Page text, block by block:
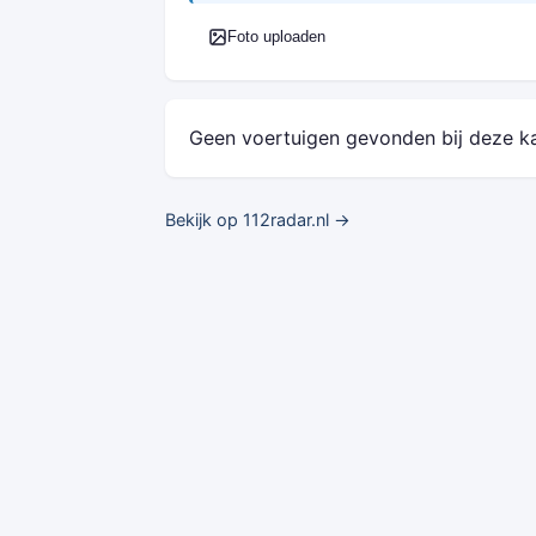
Foto uploaden
Geen voertuigen gevonden bij deze
Bekijk op 112radar.nl →